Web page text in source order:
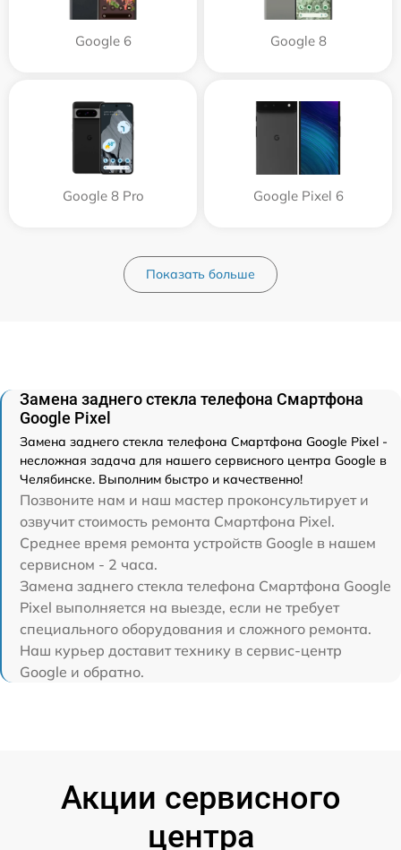
Google 6 Google 8
Google 8 Pro Google Pixel 6
Показать больше
Замена заднего стекла телефона Смартфона
Google Pixel
Замена заднего стекла телефона Смартфона Google Pixel -
несложная задача для нашего сервисного центра Google в
Челябинске. Выполним быстро и качественно!
Позвоните нам и наш мастер проконсультирует и
озвучит стоимость ремонта Смартфона Pixel.
Среднее время ремонта устройств Google в нашем
сервисном - 2 часа.
Замена заднего стекла телефона Смартфона Google
Pixel выполняется на выезде, если не требует
специального оборудования и сложного ремонта.
Наш курьер доставит технику в сервис-центр
Google и обратно.
Акции сервисного
центра